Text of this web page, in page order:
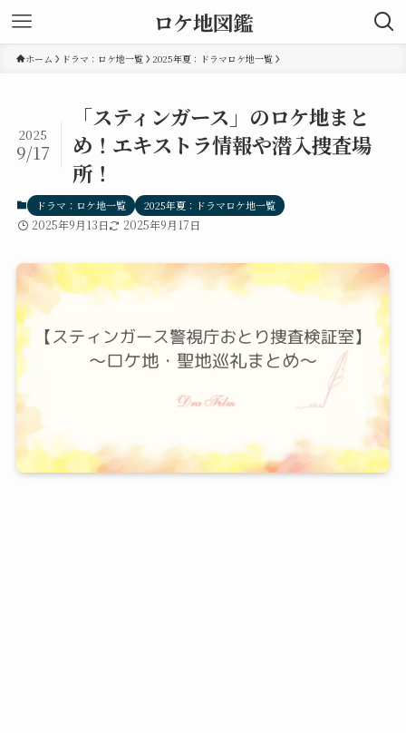
ロケ地図鑑
ホーム ドラマ：ロケ地一覧 2025年夏：ドラマロケ地一覧
「スティンガース」のロケ地まと
め！エキストラ情報や潜入捜査場
所！
2025
9/17
ドラマ：ロケ地一覧 2025年夏：ドラマロケ地一覧
2025年9月13日 2025年9月17日